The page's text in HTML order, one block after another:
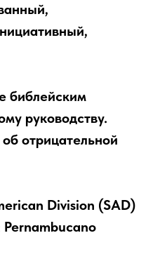
библейским
руководству.
отрицательной
Division (SAD)
Pernambucano